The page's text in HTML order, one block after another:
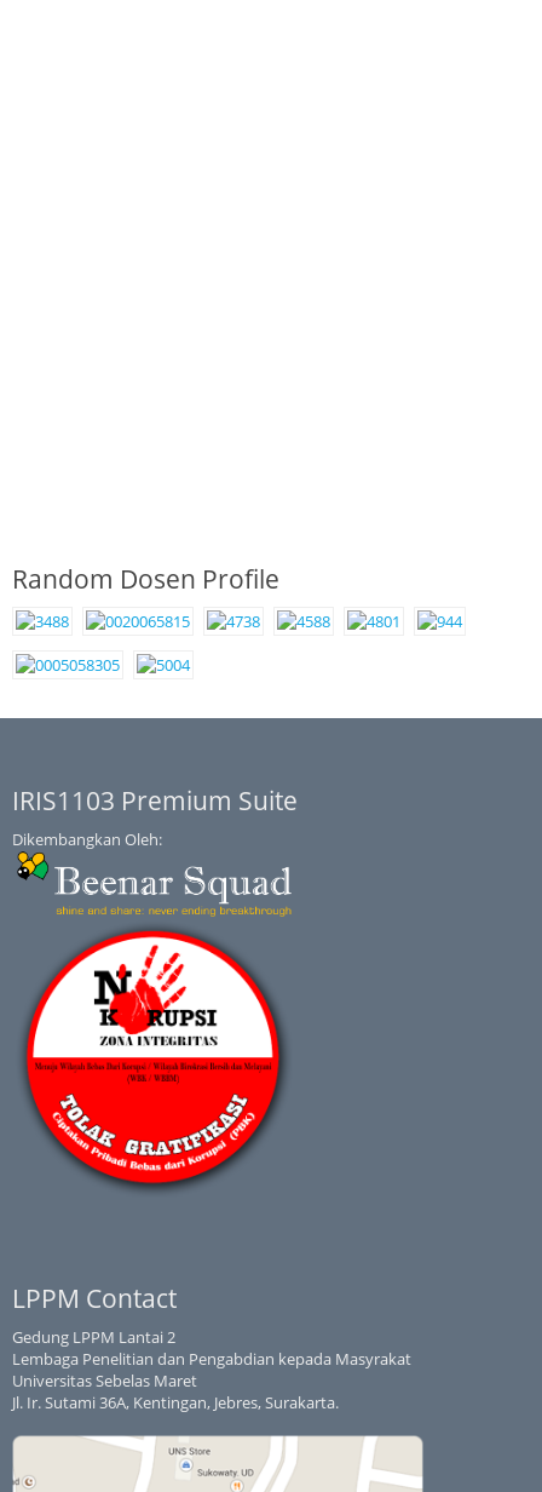
Random Dosen Profile
IRIS1103 Premium Suite
Dikembangkan Oleh:
LPPM Contact
Gedung LPPM Lantai 2
Lembaga Penelitian dan Pengabdian kepada Masyrakat
Universitas Sebelas Maret
Jl. Ir. Sutami 36A, Kentingan, Jebres, Surakarta.